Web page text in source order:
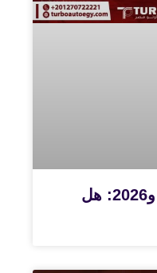
الفرق بين دبابة 2025 و2026: هل